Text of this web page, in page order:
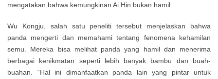
mengatakan bahwa kemungkinan Ai Hin bukan hamil.
Wu Kongju, salah satu peneliti tersebut menjelaskan bahwa
panda mengerti dan memahami tentang fenomena kehamilan
semu. Mereka bisa melihat panda yang hamil dan menerima
berbagai kenikmatan seperti lebih banyak bambu dan buah-
buahan. “Hal ini dimanfaatkan panda lain yang pintar untuk